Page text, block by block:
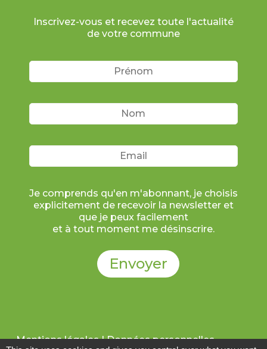
Inscrivez-vous et recevez toute l'actualité
de votre commune
Je comprends qu'en m'abonnant, je choisis
explicitement de recevoir la newsletter et
que je peux facilement
et à tout moment me désinscrire.
Mentions légales | Données personnelles